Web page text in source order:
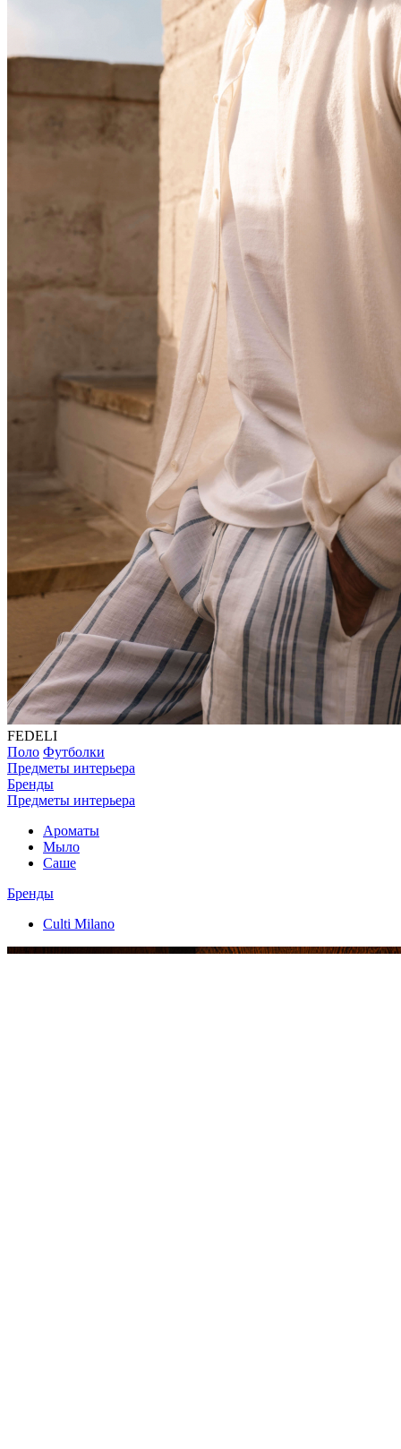
FEDELI
Поло Футболки
Предметы интерьера
Бренды
Предметы интерьера
Ароматы
Мыло
Саше
Бренды
Culti Milano